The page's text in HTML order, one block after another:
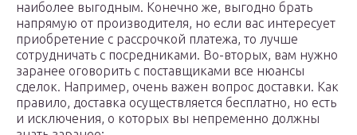
наиболее выгодным. Конечно же, выгодно брать
напрямую от производителя, но если вас интересует
приобретение с рассрочкой платежа, то лучше
сотрудничать с посредниками. Во-вторых, вам нужно
заранее оговорить с поставщиками все нюансы
сделок. Например, очень важен вопрос доставки. Как
правило, доставка осуществляется бесплатно, но есть
и исключения, о которых вы непременно должны